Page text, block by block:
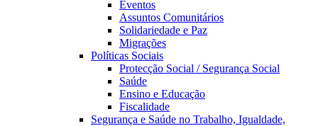
Eventos
Assuntos Comunitários
Solidariedade e Paz
Migrações
Políticas Sociais
Protecção Social / Segurança Social
Saúde
Ensino e Educação
Fiscalidade
Segurança e Saúde no Trabalho, Igualdade,